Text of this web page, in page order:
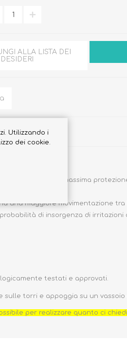
da Bagno
ALLA LISTA DEI
DESIDERI
garanzia della massima
imbattibile;
una maggiore movimentazione tra
di insorgenza di irritazioni
testati e approvati.
torri e appoggia su un vassoio
per realizzare quanto ci
Utilizzando i
dei cookie.